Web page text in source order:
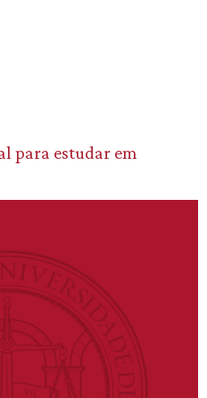
para estudar em